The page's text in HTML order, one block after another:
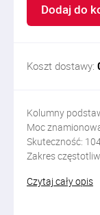
Dodaj do
Koszt dostawy:
Kolumny
Moc
Skuteczność:
Zakres
Czytaj cały opis